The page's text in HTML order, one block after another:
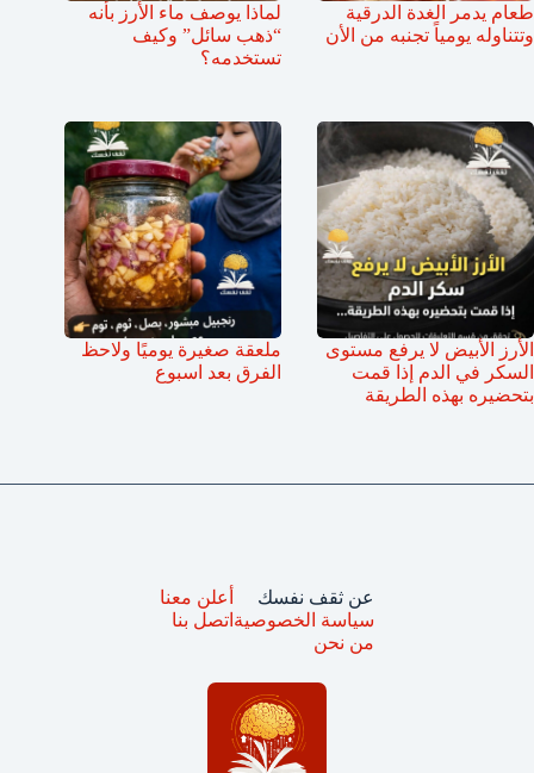
طعام يدمر الغدة الدرقية
وتتناوله يومياً تجنبه من الأن
لماذا يوصف ماء الأرز بأنه
“ذهب سائل” وكيف
تستخدمه؟
الأرز الأبيض لا يرفع مستوى
السكر في الدم إذا قمت
بتحضيره بهذه الطريقة
ملعقة صغيرة يوميًا ولاحظ
الفرق بعد اسبوع
عن ثقف نفسك
سياسة الخصوصية
من نحن
أعلن معنا
اتصل بنا